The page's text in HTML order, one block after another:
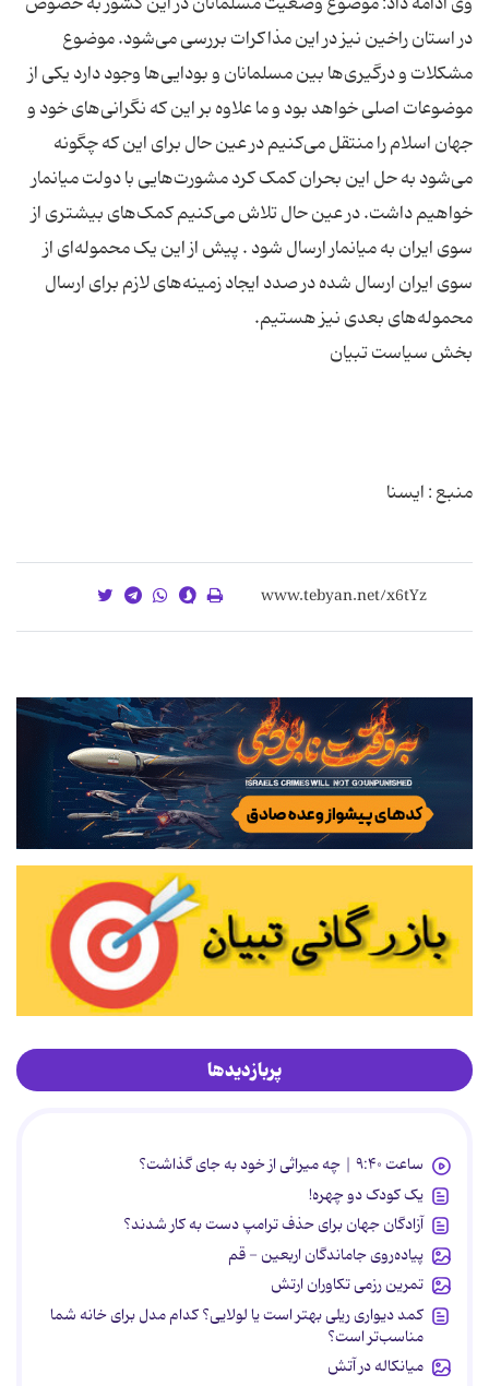
در استان راخین نیز در این مذاکرات بررسی می‌شود. موضوع
مشکلات و درگیری‌ها بین مسلمانان و بودایی‌ها وجود دارد یکی از
موضوعات اصلی خواهد بود و ما علاوه بر این که نگرانی‌های خود و
جهان اسلام را منتقل می‌کنیم در عین حال برای این که چگونه
می‌شود به حل این بحران کمک کرد مشورت‌هایی با دولت میانمار
خواهیم داشت. در عین حال تلاش می‌کنیم کمک‌های بیشتری از
سوی ایران به میانمار ارسال شود . پیش از این یک محموله‌ای از
سوی ایران ارسال شده در صدد ایجاد زمینه‌های لازم برای ارسال
منبع : ایسنا
پربازدیدها
ساعت ۹:۴۰ | چه میراثی از خود به جای گذاشت؟
یک کودک دو چهره!
آزادگان جهان برای حذف ترامپ دست به کار شدند؟
پیاده‌روی جاماندگان اربعین - قم
تمرین رزمی تکاوران ارتش
کمد دیواری ریلی بهتر است یا لولایی؟ کدام مدل برای خانه شما
مناسب‌تر است؟
میانکاله در آتش